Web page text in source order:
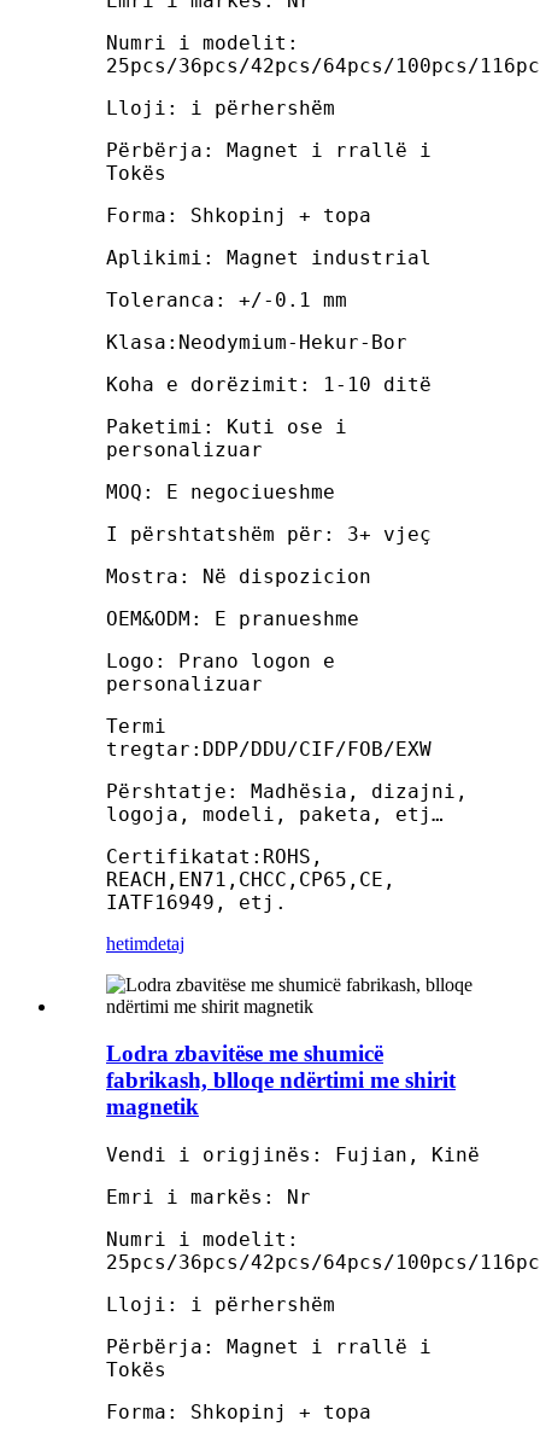
Numri i modelit:
25pcs/36pcs/42pcs/64pcs/100pcs/
Lloji: i përhershëm
Përbërja: Magnet i rrallë i
Tokës
Forma: Shkopinj + topa
Aplikimi: Magnet industrial
Toleranca: +/-0.1 mm
Klasa:Neodymium-Hekur-Bor
Koha e dorëzimit: 1-10 ditë
Paketimi: Kuti ose i
personalizuar
MOQ: E negociueshme
I përshtatshëm për: 3+ vjeç
Mostra: Në dispozicion
OEM&ODM: E pranueshme
Logo: Prano logon e
personalizuar
Termi
tregtar:DDP/DDU/CIF/FOB/EXW
Përshtatje: Madhësia, dizajni,
logoja, modeli, paketa, etj…
Certifikatat:ROHS,
REACH,EN71,CHCC,CP65,CE,
IATF16949, etj.
hetimdetaj
Lodra zbavitëse me shumicë
fabrikash, blloqe ndërtimi me shirit
magnetik
Vendi i origjinës: Fujian, Kinë
Emri i markës: Nr
Numri i modelit:
25pcs/36pcs/42pcs/64pcs/100pcs/
Lloji: i përhershëm
Përbërja: Magnet i rrallë i
Tokës
Forma: Shkopinj + topa